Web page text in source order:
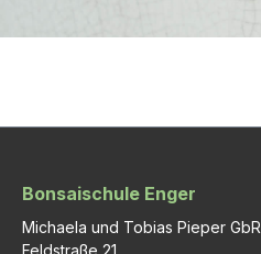
Bonsaischule Enger
Michaela und Tobias Pieper GbR
Feldstraße 21